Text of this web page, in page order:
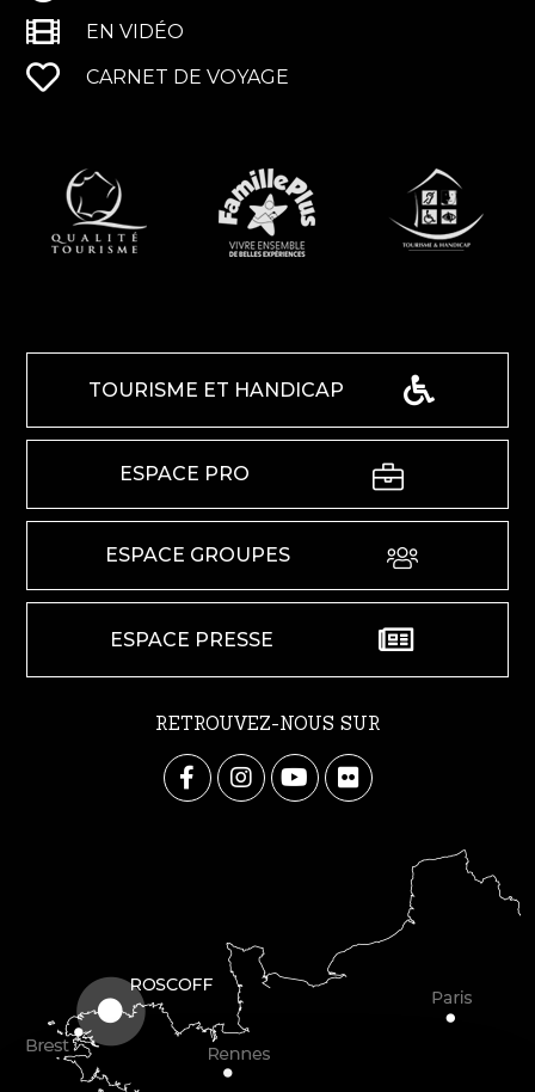
EN VIDÉO
CARNET DE VOYAGE
TOURISME ET HANDICAP
ESPACE PRO
ESPACE GROUPES
ESPACE PRESSE
RETROUVEZ-NOUS SUR